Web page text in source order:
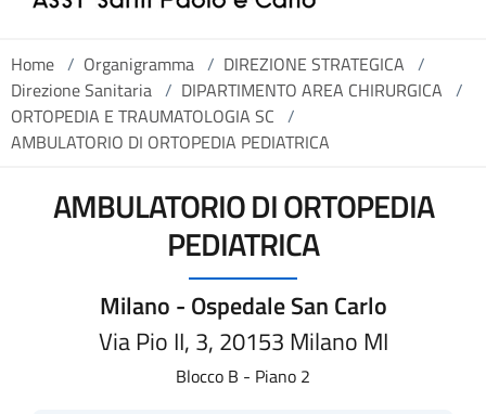
Home / Organigramma / DIREZIONE STRATEGICA /
Direzione Sanitaria / DIPARTIMENTO AREA CHIRURGICA /
ORTOPEDIA E TRAUMATOLOGIA SC /
AMBULATORIO DI ORTOPEDIA PEDIATRICA
AMBULATORIO DI ORTOPEDIA
PEDIATRICA
Milano - Ospedale San Carlo
Via Pio II, 3, 20153 Milano MI
Blocco B - Piano 2